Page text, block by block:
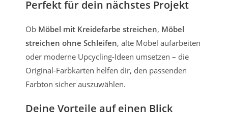
Perfekt für dein nächstes Projekt
Ob Möbel mit Kreidefarbe streichen, Möbel
streichen ohne Schleifen, alte Möbel aufarbeiten
oder moderne Upcycling-Ideen umsetzen – die
Original-Farbkarten helfen dir, den passenden
Farbton sicher auszuwählen.
Deine Vorteile auf einen Blick